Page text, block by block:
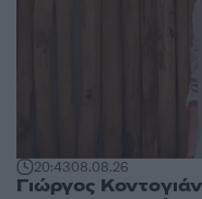
20:4308.08.26
Γιώργος